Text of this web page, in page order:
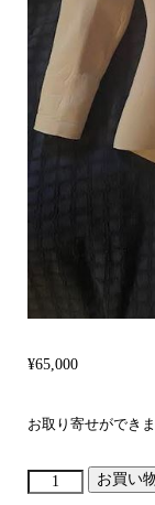
¥65,000
お取り寄せができ
Mermaid
お買い